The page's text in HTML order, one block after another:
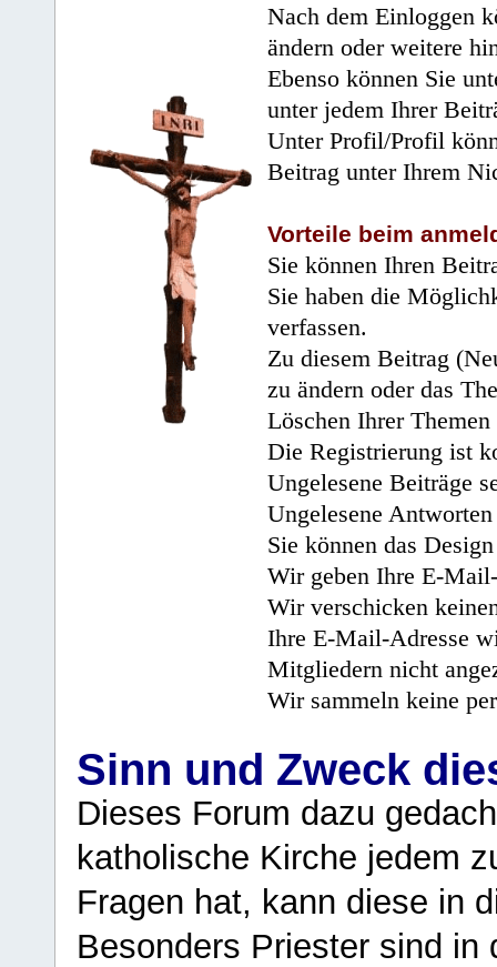
Nach dem Einloggen
ändern oder weitere
Ebenso können Sie
unter jedem Ihrer
Unter Profil/Profil
Beitrag unter Ihrem
Vorteile beim
Sie können Ihren
Sie haben die
verfassen.
Zu diesem Beitrag
zu ändern oder das
Löschen Ihrer
Die Registrierung ist
Ungelesene Beiträge
Ungelesene
Sie können das
Wir geben Ihre E-
Wir verschicken
Ihre E-Mail-Adresse
Mitgliedern nicht
Wir sammeln keine
Sinn und Zweck
Dieses Forum dazu
katholische Kirche jedem
Fragen hat, kann diese in
Besonders Priester sind in